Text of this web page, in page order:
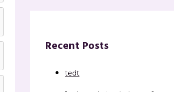
Recent Posts
tedt